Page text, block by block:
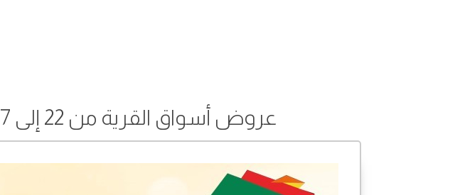
عروض أسواق القرية من 22 إلى 27 فبراير 2022